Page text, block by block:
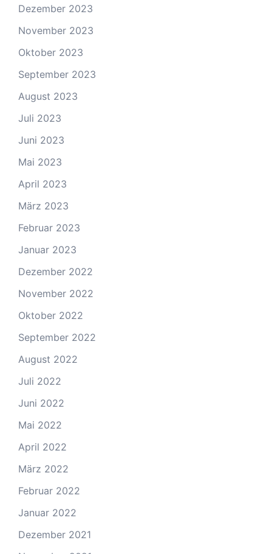
Dezember 2023
November 2023
Oktober 2023
September 2023
August 2023
Juli 2023
Juni 2023
Mai 2023
April 2023
März 2023
Februar 2023
Januar 2023
Dezember 2022
November 2022
Oktober 2022
September 2022
August 2022
Juli 2022
Juni 2022
Mai 2022
April 2022
März 2022
Februar 2022
Januar 2022
Dezember 2021